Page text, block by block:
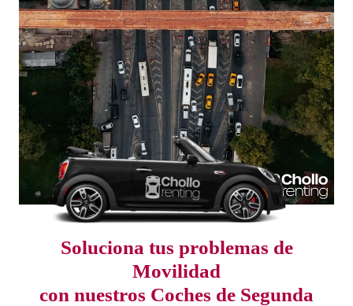
Soluciona tus problemas de
Movilidad
con nuestros Coches de Segunda